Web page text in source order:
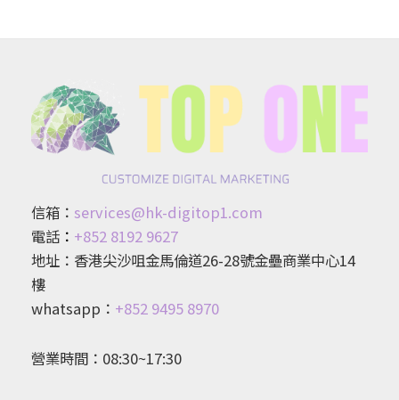
信箱： services@hk-digitop1.com
電話 ： +852 8192 9627
地址：香港尖沙咀金馬倫道26-28號金壘商業中心14
樓
whatsapp： +852 9495 8970
營業時間：08:30~17:30